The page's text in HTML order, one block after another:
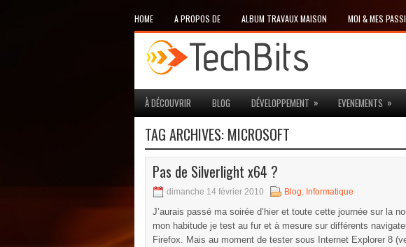
HOME A PROPOS DE ALBUM TRAVAUX MAISON MOI & MES
À DÉCOUVRIR BLOG DÉVELOPPEMENT » EVENEMENTS »
TAG ARCHIVES: MICROSOFT
Pas de Silverlight x64 ?
dimanche 14 février 2010 Blog, Informatique
J’aurais passé ma soirée d’hier et toute cette journée sur la
mon habitude je test au fur et à mesure sur différents
Firefox. Mais au moment de tester sous Internet Explorer 8